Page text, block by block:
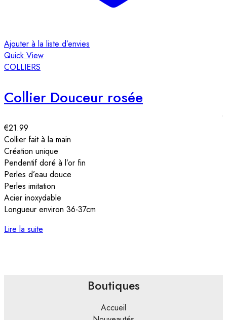
Ajouter à la liste d’envies
Quick View
COLLIERS
Collier Douceur rosée
€21.99
Collier fait à la main
Création unique
Pendentif doré à l’or fin
Perles d’eau douce
Perles imitation
Acier inoxydable
Longueur environ 36-37cm
Lire la suite
Boutiques
Accueil